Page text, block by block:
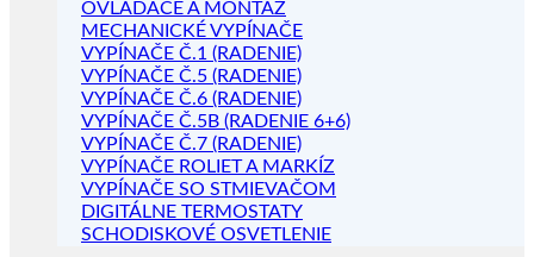
OVLÁDAČE A MONTÁŽ
MECHANICKÉ VYPÍNAČE
VYPÍNAČE Č.1 (RADENIE)
VYPÍNAČE Č.5 (RADENIE)
VYPÍNAČE Č.6 (RADENIE)
VYPÍNAČE Č.5B (RADENIE 6+6)
VYPÍNAČE Č.7 (RADENIE)
VYPÍNAČE ROLIET A MARKÍZ
VYPÍNAČE SO STMIEVAČOM
DIGITÁLNE TERMOSTATY
SCHODISKOVÉ OSVETLENIE